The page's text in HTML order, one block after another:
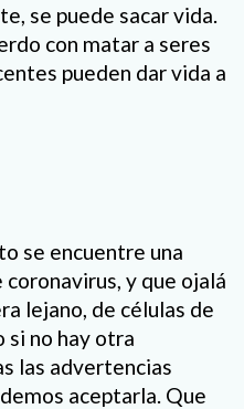
se puede sacar vida.
con matar a seres
pueden dar vida a
se encuentre una
y que ojalá
lejano, de células de
si no hay otra
las advertencias
aceptarla. Que